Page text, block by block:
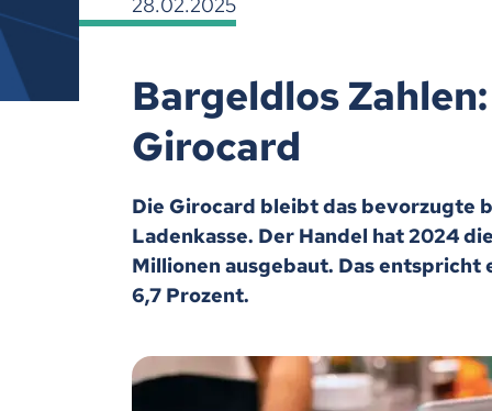
Bargeldlos
Girocard
Die Girocard bleibt das bevorzugte
Ladenkasse. Der Handel hat 2024
Millionen ausgebaut. Das entspricht
6,7 Prozent.